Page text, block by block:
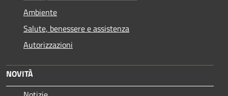
Ambiente
Salute, benessere e assistenza
Autorizzazioni
NOVITÀ